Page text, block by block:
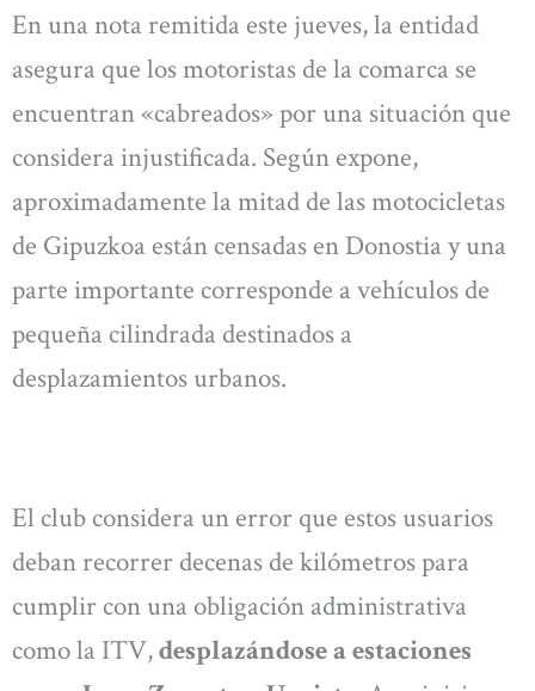
En una nota remitida este jueves, la entidad
asegura que los motoristas de la comarca se
encuentran «cabreados» por una situación que
considera injustificada. Según expone,
aproximadamente la mitad de las motocicletas
de Gipuzkoa están censadas en Donostia y una
parte importante corresponde a vehículos de
pequeña cilindrada destinados a
desplazamientos urbanos.
El club considera un error que estos usuarios
deban recorrer decenas de kilómetros para
cumplir con una obligación administrativa
como la ITV,desplazándose a estaciones